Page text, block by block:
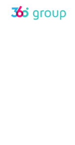
Saltar